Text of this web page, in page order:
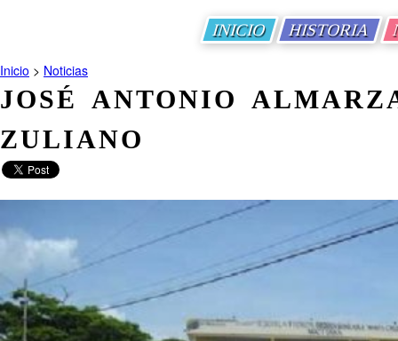
INICIO HISTORIA
Inicio > Noticias
JOSÉ ANTONIO
ZULIANO